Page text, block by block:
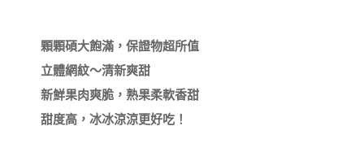
顆顆碩大飽滿，保證物超所值
立體網紋～清新爽甜
新鮮果肉爽脆，熟果柔軟香甜